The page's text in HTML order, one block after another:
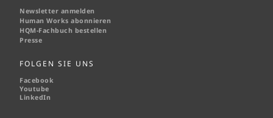
Newsletter anmelden
Human Works abonnieren
HQM-Fachbuch bestellen
Presse
FOLGEN SIE UNS
Facebook
Youtube
LinkedIn